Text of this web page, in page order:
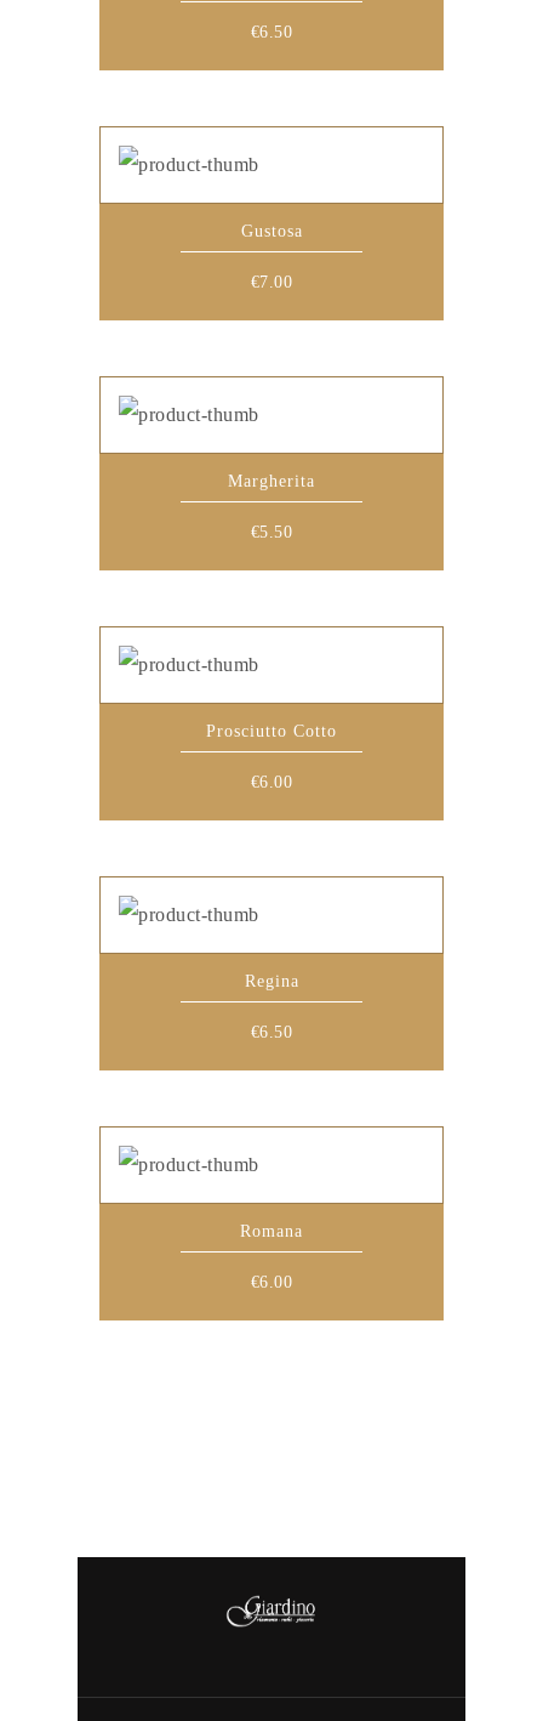
€6.50
Gustosa
€7.00
Margherita
€5.50
Prosciutto Cotto
€6.00
Regina
€6.50
Romana
€6.00